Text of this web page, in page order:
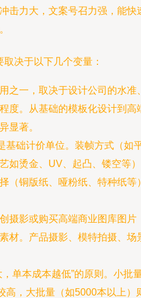
击力大，文案号召力强，能快
决于以下几个变量：
之一，取决于设计公司的水准
度。从基础的模板化设计到高
显著。
基础计价单位。装帧方式（如
如烫金、UV、起凸、镂空等）
（铜版纸、哑粉纸、特种纸等
摄影或购买高端商业图库图片
材。产品摄影、模特拍摄、场
，单本成本越低”的原则。小批
高，大批量（如5000本以上）